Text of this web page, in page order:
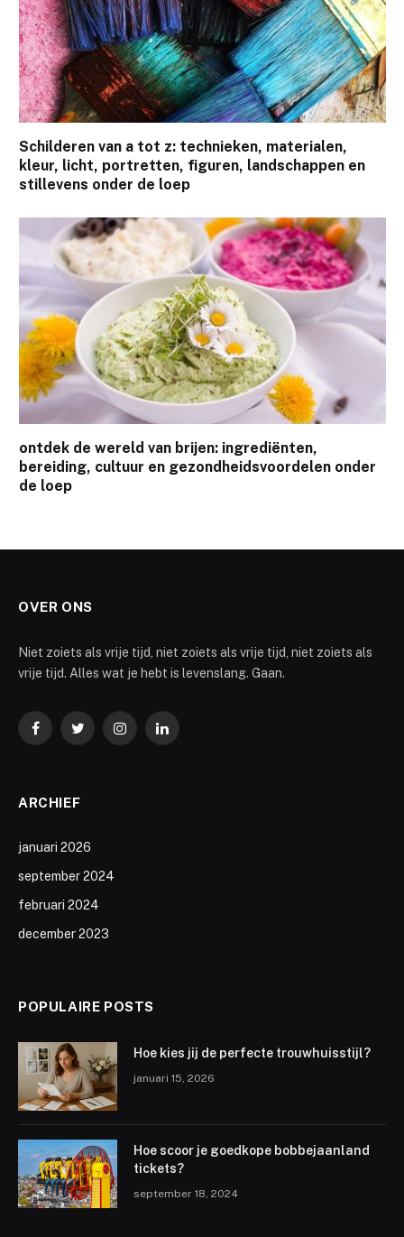
Schilderen van a tot z: technieken, materialen,
kleur, licht, portretten, figuren, landschappen en
stillevens onder de loep
ontdek de wereld van brijen: ingrediënten,
bereiding, cultuur en gezondheidsvoordelen onder
de loep
OVER ONS
Niet zoiets als vrije tijd, niet zoiets als vrije tijd, niet zoiets als
vrije tijd. Alles wat je hebt is levenslang. Gaan.
FacebookTwitterInstagramLinkedIn
ARCHIEF
januari 2026
september 2024
februari 2024
december 2023
POPULAIRE POSTS
Hoe kies jij de perfecte trouwhuisstijl?
januari 15, 2026
Hoe scoor je goedkope bobbejaanland
tickets?
september 18, 2024